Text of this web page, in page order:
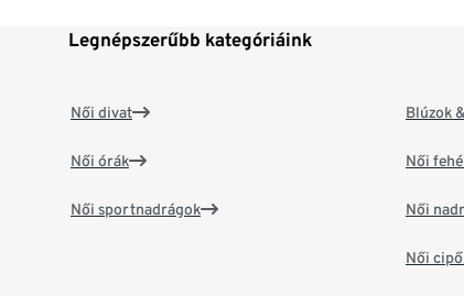
Legnépszerűbb kategóriáink
Női divat
Női órák
Női sportnadrágok
Blúzok
Női
Női
Női